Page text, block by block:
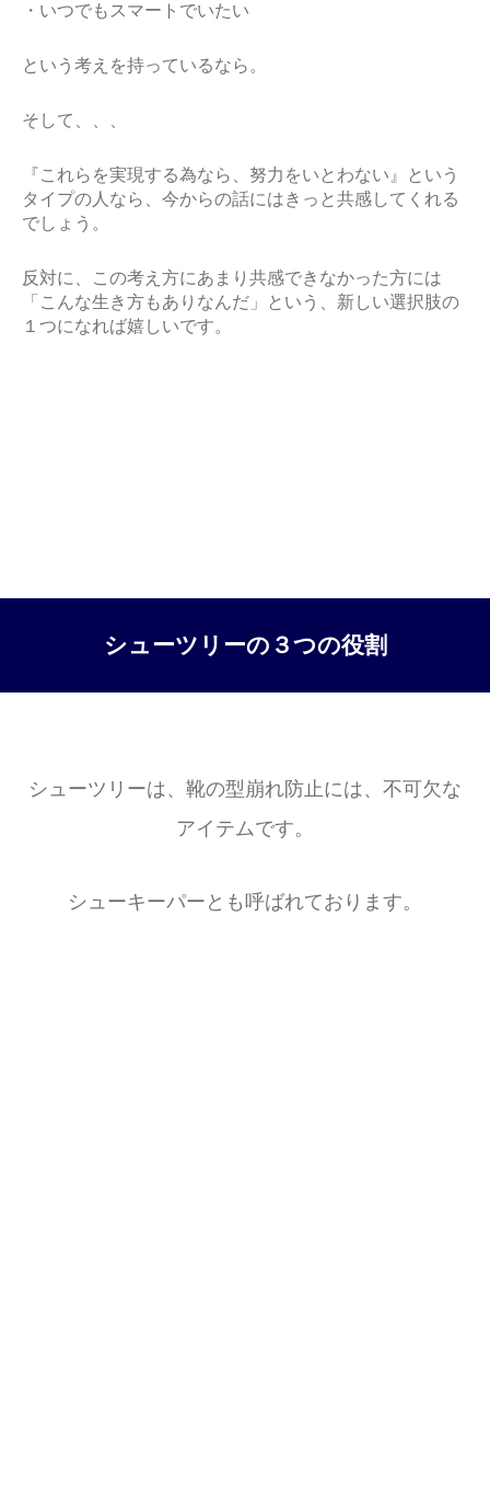
・いつでもスマートでいたい
という考えを持っているなら。
そして、、、
『これらを実現する為なら、努力をいとわない』という
タイプの人なら、今からの話にはきっと共感してくれる
でしょう。
反対に、この考え方にあまり共感できなかった方には
「こんな生き方もありなんだ」という、新しい選択肢の
１つになれば嬉しいです。
シューツリーの３つの役割
シューツリーは、靴の型崩れ防止には、不可欠な
アイテムです。
シューキーパーとも呼ばれております。